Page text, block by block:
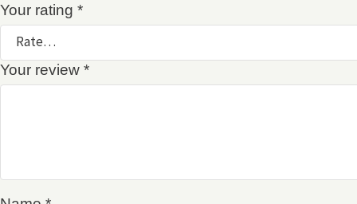
Your rating *
Your review *